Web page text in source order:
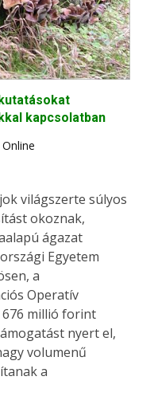
kapcsolatban
világszerte súlyos
okoznak,
ágazat
Egyetem
a
Operatív
millió forint
nyert el,
volumenű
a